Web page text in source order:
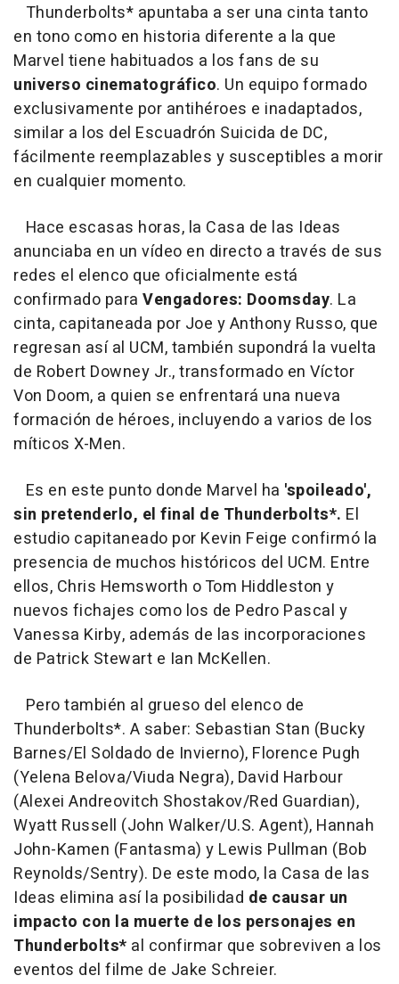
Thunderbolts* apuntaba a ser una cinta tanto
en tono como en historia diferente a la que
Marvel tiene habituados a los fans de su
universo cinematográfico. Un equipo formado
exclusivamente por antihéroes e inadaptados,
similar a los del Escuadrón Suicida de DC,
fácilmente reemplazables y susceptibles a morir
en cualquier momento.
Hace escasas horas, la Casa de las Ideas
anunciaba en un vídeo en directo a través de sus
redes el elenco que oficialmente está
confirmado para Vengadores: Doomsday. La
cinta, capitaneada por Joe y Anthony Russo, que
regresan así al UCM, también supondrá la vuelta
de Robert Downey Jr., transformado en Víctor
Von Doom, a quien se enfrentará una nueva
formación de héroes, incluyendo a varios de los
míticos X-Men.
Es en este punto donde Marvel ha 'spoileado',
sin pretenderlo, el final de Thunderbolts*. El
estudio capitaneado por Kevin Feige confirmó la
presencia de muchos históricos del UCM. Entre
ellos, Chris Hemsworth o Tom Hiddleston y
nuevos fichajes como los de Pedro Pascal y
Vanessa Kirby, además de las incorporaciones
de Patrick Stewart e Ian McKellen.
Pero también al grueso del elenco de
Thunderbolts*. A saber: Sebastian Stan (Bucky
Barnes/El Soldado de Invierno), Florence Pugh
(Yelena Belova/Viuda Negra), David Harbour
(Alexei Andreovitch Shostakov/Red Guardian),
Wyatt Russell (John Walker/U.S. Agent), Hannah
John-Kamen (Fantasma) y Lewis Pullman (Bob
Reynolds/Sentry). De este modo, la Casa de las
Ideas elimina así la posibilidad de causar un
impacto con la muerte de los personajes en
Thunderbolts* al confirmar que sobreviven a los
eventos del filme de Jake Schreier.